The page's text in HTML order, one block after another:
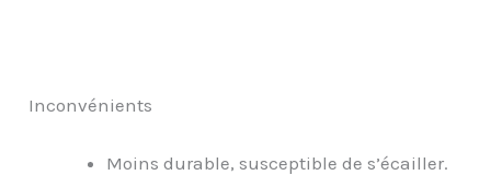
Inconvénients
Moins durable, susceptible de s’écailler.